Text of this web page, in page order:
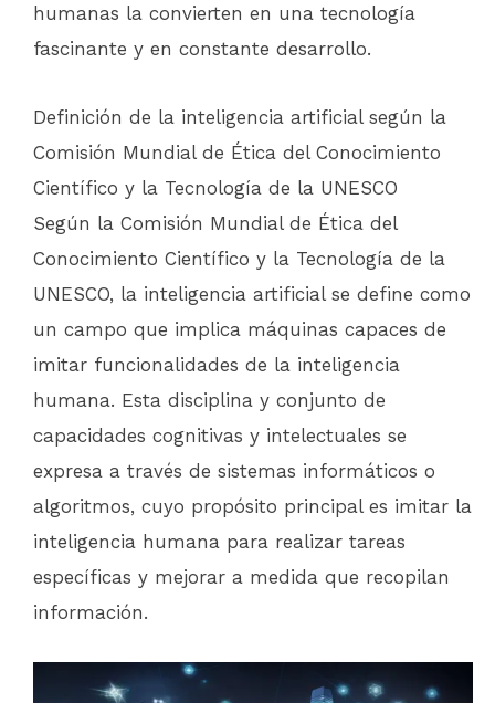
humanas la convierten en una tecnología
fascinante y en constante desarrollo.
Definición de la inteligencia artificial según la
Comisión Mundial de Ética del Conocimiento
Científico y la Tecnología de la UNESCO
Según la Comisión Mundial de Ética del
Conocimiento Científico y la Tecnología de la
UNESCO, la inteligencia artificial se define como
un campo que implica máquinas capaces de
imitar funcionalidades de la inteligencia
humana. Esta disciplina y conjunto de
capacidades cognitivas y intelectuales se
expresa a través de sistemas informáticos o
algoritmos, cuyo propósito principal es imitar la
inteligencia humana para realizar tareas
específicas y mejorar a medida que recopilan
información.